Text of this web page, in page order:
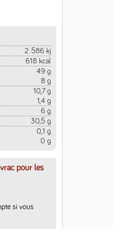
2 586 kj
618 kcal
49 g
8 g
10,7 g
1,4 g
6 g
30,5 g
0,1 g
0 g
pour les
si vous